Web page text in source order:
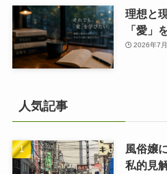
理想と
「愛」
2026年7
人気記事
風俗嬢
私的見